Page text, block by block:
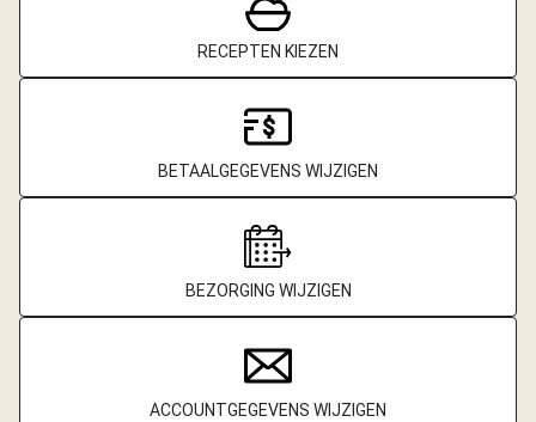
RECEPTEN KIEZEN
BETAALGEGEVENS WIJZIGEN
BEZORGING WIJZIGEN
ACCOUNTGEGEVENS WIJZIGEN